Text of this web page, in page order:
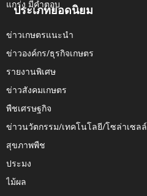
ประเภทยอดนิยม
ข่าวเกษตรแนะนำ
ข่าวองค์กร/ธุรกิจเกษตร
รายงานพิเศษ
ข่าวสังคมเกษตร
พืชเศรษฐกิจ
ข่าวนวัตกรรม/เทคโนโลยี/โซล่าเซลล์
สุขภาพพืช
ประมง
ไม้ผล